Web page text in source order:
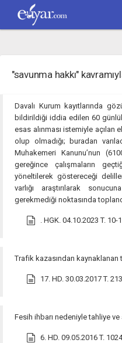
"savunma hakkı"
Davalı Kurum kayıtlarında
bildirildiği iddia edilen 60
esas alınması istemiyle
olup olmadığı; buradan
Muhakemeri Kanunu’nun
gereğince çalışmaların
yöneltilerek göstereceği
varlığı araştırılarak
gerekmediği noktasında
. HGK. 04.10.2023 T. 10-
Trafik kazasından
17. HD. 30.03.2017 T.
Fesih ihbarı nedeniyle tahliye
6. HD. 09.05.2016 T.